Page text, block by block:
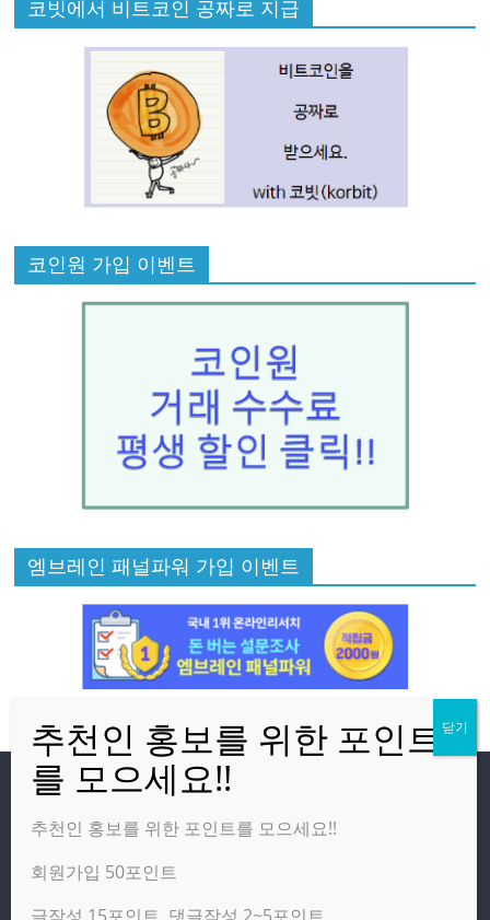
코빗에서 비트코인 공짜로 지급
코인원 가입 이벤트
엠브레인 패널파워 가입 이벤트
방문자
온라인 방문자:3
오늘의 조회수:1,062
추천인 홍보를 위한 포인트를 모으세요!!
회원가입 50포인트